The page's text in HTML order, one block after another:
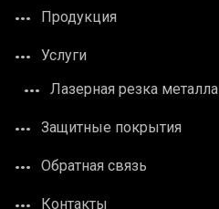
Продукция
Услуги
Лазерная резка металла
Защитные покрытия
Обратная связь
Контакты